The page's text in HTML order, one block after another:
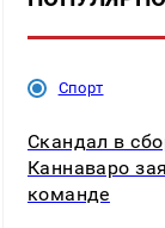
Спорт
Скандал в
Каннаваро
команде